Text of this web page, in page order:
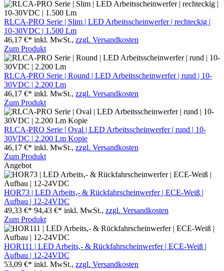
RLCA-PRO Serie | Slim | LED Arbeitsscheinwerfer | rechteckig |
10-30VDC | 1.500 Lm
46,17 €* inkl. MwSt., zzgl. Versandkosten
Zum Produkt
RLCA-PRO Serie | Round | LED Arbeitsscheinwerfer | rund | 10-
30VDC | 2.200 Lm
46,17 €* inkl. MwSt., zzgl. Versandkosten
Zum Produkt
RLCA-PRO Serie | Oval | LED Arbeitsscheinwerfer | rund | 10-
30VDC | 2.200 Lm Kopie
46,17 €* inkl. MwSt., zzgl. Versandkosten
Zum Produkt
Angebot
HOR73 | LED Arbeits,- & Rückfahrscheinwerfer | ECE-Weiß |
Aufbau | 12-24VDC
49,33 €* 94,43 €* inkl. MwSt., zzgl. Versandkosten
Zum Produkt
HOR111 | LED Arbeits,- & Rückfahrscheinwerfer | ECE-Weiß |
Aufbau | 12-24VDC
53,09 €* inkl. MwSt., zzgl. Versandkosten